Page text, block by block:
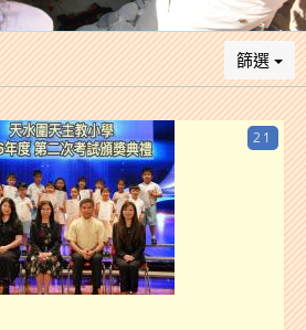
篩選
21